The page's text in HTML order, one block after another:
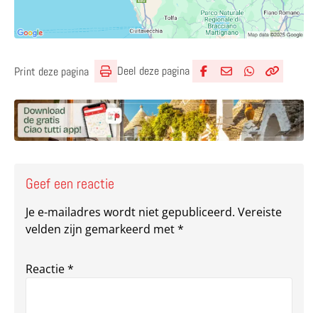
Print deze pagina Deel deze pagina
Geef een reactie
Je e-mailadres wordt niet gepubliceerd. Vereiste
velden zijn gemarkeerd met*
Reactie*